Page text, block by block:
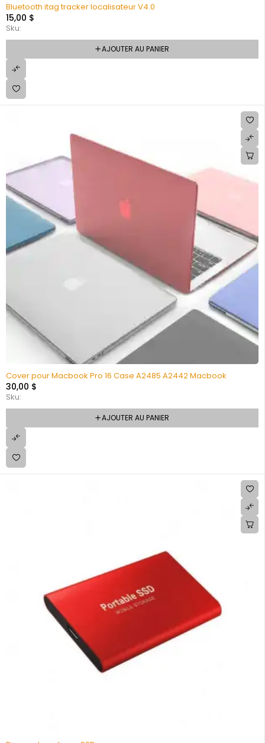
Bluetooth itag tracker localisateur V4.0
15,00 $
Sku:
AJOUTER AU PANIER
Cover pour Macbook Pro 16 Case A2485 A2442 Macbook
30,00 $
Sku:
AJOUTER AU PANIER